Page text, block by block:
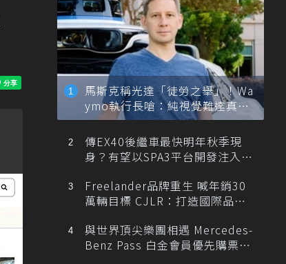
馬斯克稱光達「徒勞之舉」！Wa
ymo執行長嗆：純視覺難達真正
自動駕駛
傳EX40後繼車最快明年秋季現
身？有望以SPA3平台開發注入80
Freelander品牌重生 喊年銷30
萬輛目標 CJLR：打造國際品牌
與世界頂尖樂團相遇 Mercedes-
Benz Pass 白金會員優先購票維